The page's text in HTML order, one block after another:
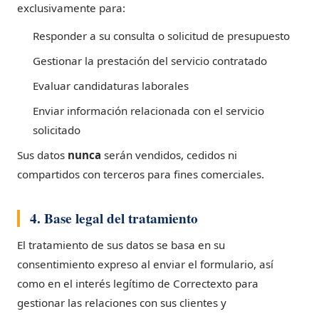
exclusivamente para:
Responder a su consulta o solicitud de presupuesto
Gestionar la prestación del servicio contratado
Evaluar candidaturas laborales
Enviar información relacionada con el servicio
solicitado
Sus datos nunca serán vendidos, cedidos ni
compartidos con terceros para fines comerciales.
4. Base legal del tratamiento
El tratamiento de sus datos se basa en su
consentimiento expreso al enviar el formulario, así
como en el interés legítimo de Correctexto para
gestionar las relaciones con sus clientes y